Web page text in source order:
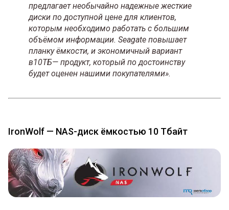
предлагает необычайно надежные жесткие
диски по доступной цене для клиентов,
которым необходимо работать с большим
объёмом информации. Seagate повышает
планку ёмкости, и экономичный вариант
в10ТБ— продукт, который по достоинству
будет оценен нашими покупателями».
IronWolf — NAS-диск ёмкостью 10 Тбайт